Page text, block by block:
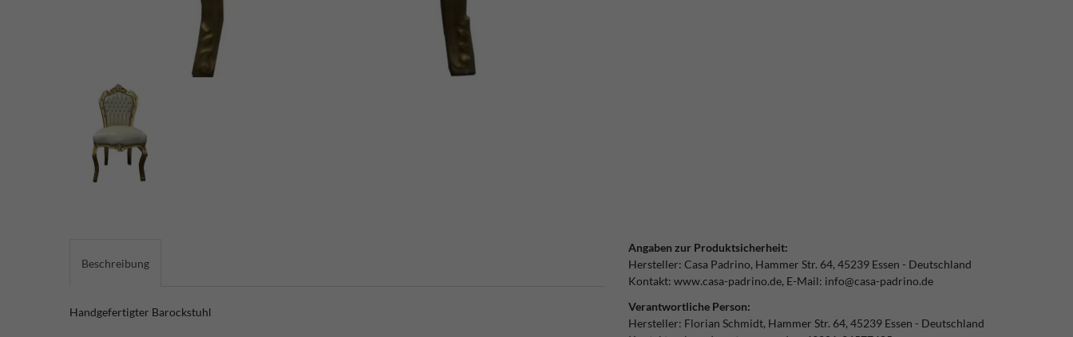
Beschreibung
Handgefertigter Barockstuhl
Angaben zur Produktsicherheit:
Hersteller: Casa Padrino Hammer Str. 64 45239 Essen
Deutschland
Kontakt: www.casa-padrino.de E-Mail: info@casa-padrino.de
Verantwortliche Person:
Hersteller: Florian Schmidt Hammer Str. 64 45239 Essen
Deutschland